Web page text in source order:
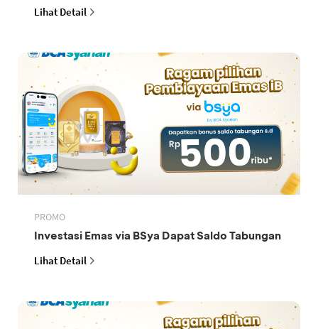
Lihat Detail
PROMO
Investasi Emas via BSya Dapat Saldo Tabungan
Lihat Detail